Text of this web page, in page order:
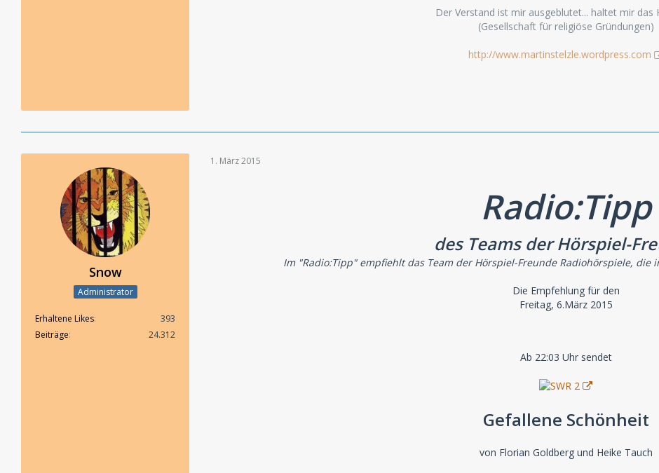
Der Verstand ist mir ausgeblutet... haltet mir das
(Gesellschaft für religiöse Gründungen)
http://www.martinstelzle.wordpress.com
Snow
Administrator
Erhaltene Likes
393
Beiträge
24.312
1. März 2015
Radio:Tipp
des Teams der Hörspiel-
Im "Radio:Tipp" empfiehlt das Team der Hörspiel-Freunde Radiohörspiele, die
Die Empfehlung für den
Freitag, 6.März 2015
Ab 22:03 Uhr sendet
Gefallene Schönheit
von Florian Goldberg und Heike Tauch